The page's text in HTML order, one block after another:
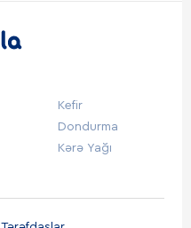
Kefir
Dondurma
Kərə Yağı